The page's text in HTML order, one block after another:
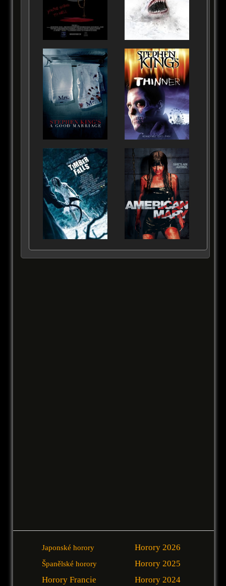
Japonské horory
Španělské horory
Horory Francie
Horory 2026
Horory 2025
Horory 2024